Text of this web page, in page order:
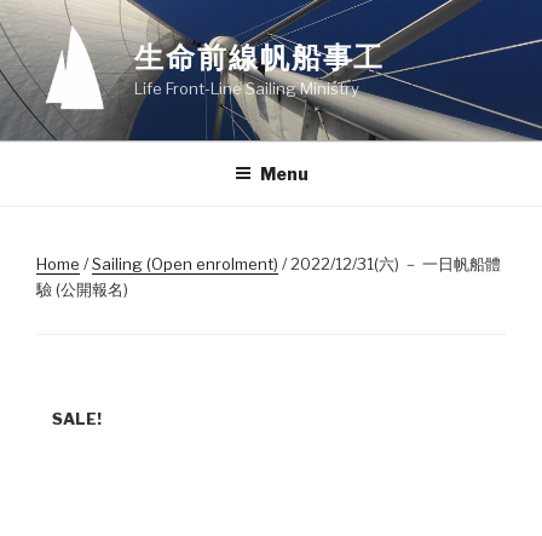
Skip
to
content
生命前線帆船事工
Life Front-Line Sailing Ministry
Menu
Home /Sailing (Open enrolment) / 2022/12/31(六) － 一日帆船體
驗 (公開報名)
SALE!